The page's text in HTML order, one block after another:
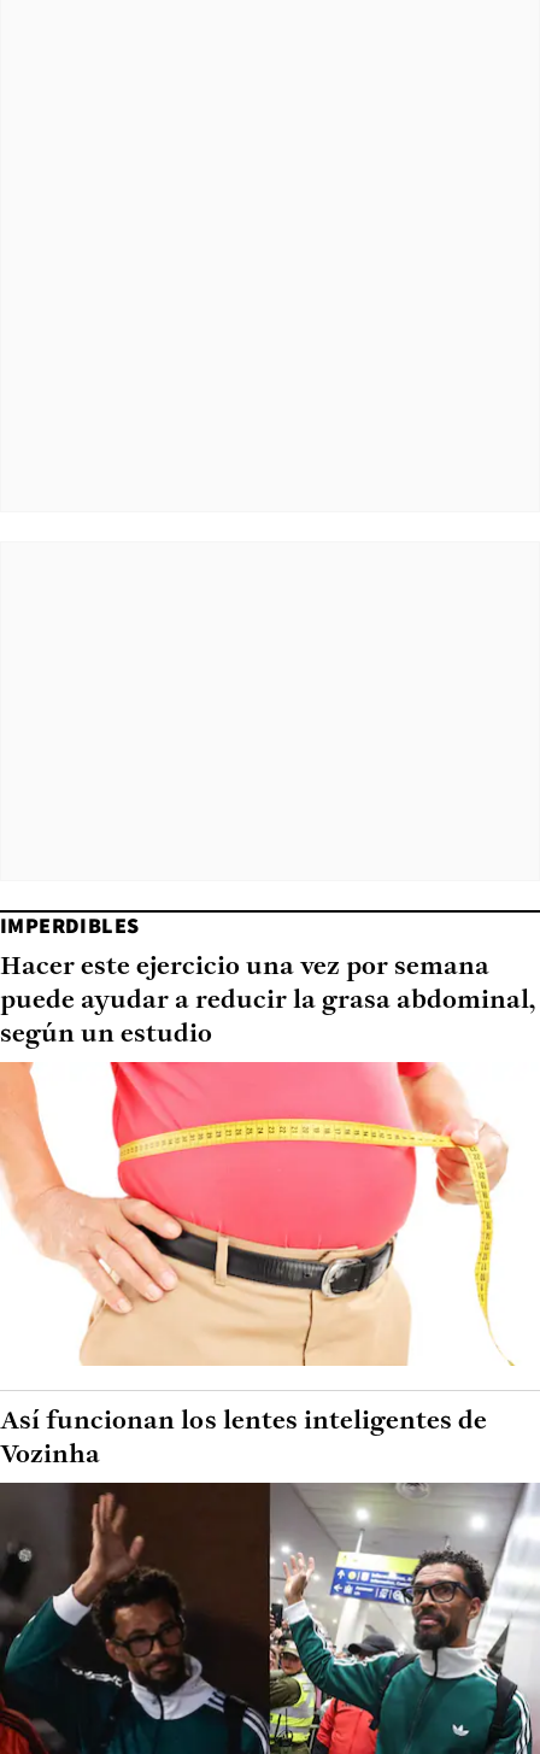
IMPERDIBLES
Hacer este ejercicio una vez por semana
puede ayudar a reducir la grasa abdominal,
según un estudio
Así funcionan los lentes inteligentes de
Vozinha